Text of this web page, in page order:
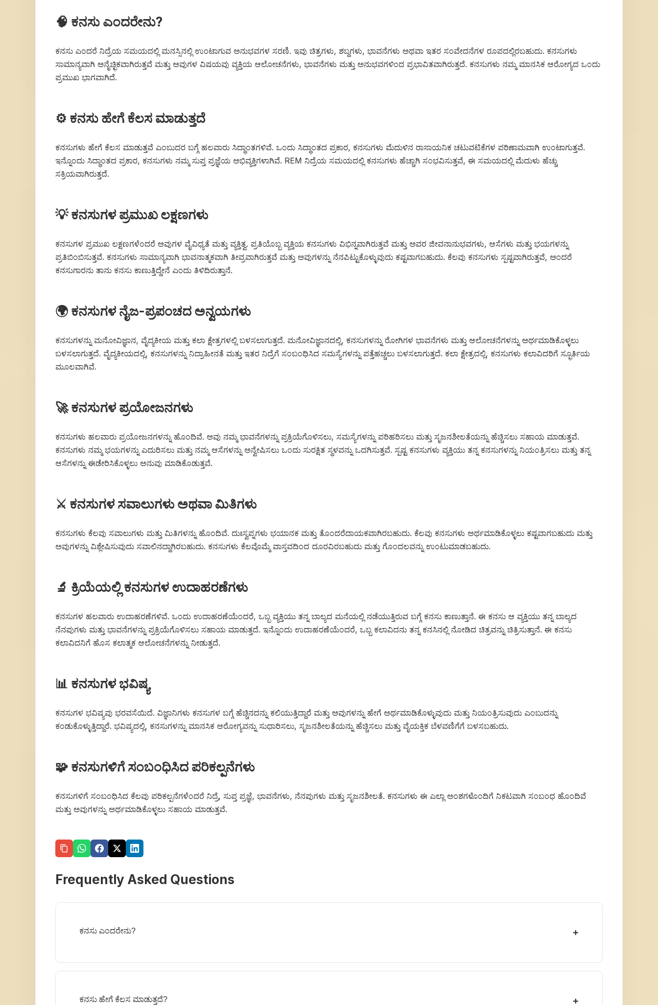
🧠 ಕನಸು ಎಂದರೇನು?
ಕನಸು ಎಂದರೆ ನಿದ್ರೆಯ ಸಮಯದಲ್ಲಿ ಮನಸ್ಸಿನಲ್ಲಿ ಉಂಟಾಗುವ ಅನುಭವಗಳ ಸರಣಿ. ಇವು ಚಿತ್ರಗಳು, ಶಬ್ದಗಳು, ಭಾವನೆಗಳು ಅಥವಾ ಇತರ ಸಂವೇದನೆಗಳ ರೂಪದಲ್ಲಿರಬಹುದು. ಕನಸುಗಳು
ಸಾಮಾನ್ಯವಾಗಿ ಅನೈಚ್ಛಿಕವಾಗಿರುತ್ತವೆ ಮತ್ತು ಅವುಗಳ ವಿಷಯವು ವ್ಯಕ್ತಿಯ ಆಲೋಚನೆಗಳು, ಭಾವನೆಗಳು ಮತ್ತು ಅನುಭವಗಳಿಂದ ಪ್ರಭಾವಿತವಾಗಿರುತ್ತದೆ. ಕನಸುಗಳು ನಮ್ಮ ಮಾನಸಿಕ ಆರೋಗ್ಯದ ಒಂದು
ಪ್ರಮುಖ ಭಾಗವಾಗಿದೆ.
⚙️ ಕನಸು ಹೇಗೆ ಕೆಲಸ ಮಾಡುತ್ತದೆ
ಕನಸುಗಳು ಹೇಗೆ ಕೆಲಸ ಮಾಡುತ್ತವೆ ಎಂಬುದರ ಬಗ್ಗೆ ಹಲವಾರು ಸಿದ್ಧಾಂತಗಳಿವೆ. ಒಂದು ಸಿದ್ಧಾಂತದ ಪ್ರಕಾರ, ಕನಸುಗಳು ಮೆದುಳಿನ ರಾಸಾಯನಿಕ ಚಟುವಟಿಕೆಗಳ ಪರಿಣಾಮವಾಗಿ ಉಂಟಾಗುತ್ತವೆ.
ಇನ್ನೊಂದು ಸಿದ್ಧಾಂತದ ಪ್ರಕಾರ, ಕನಸುಗಳು ನಮ್ಮ ಸುಪ್ತ ಪ್ರಜ್ಞೆಯ ಅಭಿವ್ಯಕ್ತಿಗಳಾಗಿವೆ. REM ನಿದ್ರೆಯ ಸಮಯದಲ್ಲಿ ಕನಸುಗಳು ಹೆಚ್ಚಾಗಿ ಸಂಭವಿಸುತ್ತವೆ, ಈ ಸಮಯದಲ್ಲಿ ಮೆದುಳು ಹೆಚ್ಚು
ಸಕ್ರಿಯವಾಗಿರುತ್ತದೆ.
💡 ಕನಸುಗಳ ಪ್ರಮುಖ ಲಕ್ಷಣಗಳು
ಕನಸುಗಳ ಪ್ರಮುಖ ಲಕ್ಷಣಗಳೆಂದರೆ ಅವುಗಳ ವೈವಿಧ್ಯತೆ ಮತ್ತು ವ್ಯಕ್ತಿತ್ವ. ಪ್ರತಿಯೊಬ್ಬ ವ್ಯಕ್ತಿಯ ಕನಸುಗಳು ವಿಭಿನ್ನವಾಗಿರುತ್ತವೆ ಮತ್ತು ಅವರ ಜೀವನಾನುಭವಗಳು, ಆಸೆಗಳು ಮತ್ತು ಭಯಗಳನ್ನು
ಪ್ರತಿಬಿಂಬಿಸುತ್ತವೆ. ಕನಸುಗಳು ಸಾಮಾನ್ಯವಾಗಿ ಭಾವನಾತ್ಮಕವಾಗಿ ತೀವ್ರವಾಗಿರುತ್ತವೆ ಮತ್ತು ಅವುಗಳನ್ನು ನೆನಪಿಟ್ಟುಕೊಳ್ಳುವುದು ಕಷ್ಟವಾಗಬಹುದು. ಕೆಲವು ಕನಸುಗಳು ಸ್ಪಷ್ಟವಾಗಿರುತ್ತವೆ, ಅಂದರೆ
ಕನಸುಗಾರನು ತಾನು ಕನಸು ಕಾಣುತ್ತಿದ್ದೇನೆ ಎಂದು ತಿಳಿದಿರುತ್ತಾನೆ.
🌍 ಕನಸುಗಳ ನೈಜ-ಪ್ರಪಂಚದ ಅನ್ವಯಗಳು
ಕನಸುಗಳನ್ನು ಮನೋವಿಜ್ಞಾನ, ವೈದ್ಯಕೀಯ ಮತ್ತು ಕಲಾ ಕ್ಷೇತ್ರಗಳಲ್ಲಿ ಬಳಸಲಾಗುತ್ತದೆ. ಮನೋವಿಜ್ಞಾನದಲ್ಲಿ, ಕನಸುಗಳನ್ನು ರೋಗಿಗಳ ಭಾವನೆಗಳು ಮತ್ತು ಆಲೋಚನೆಗಳನ್ನು ಅರ್ಥಮಾಡಿಕೊಳ್ಳಲು
ಬಳಸಲಾಗುತ್ತದೆ. ವೈದ್ಯಕೀಯದಲ್ಲಿ, ಕನಸುಗಳನ್ನು ನಿದ್ರಾಹೀನತೆ ಮತ್ತು ಇತರ ನಿದ್ರೆಗೆ ಸಂಬಂಧಿಸಿದ ಸಮಸ್ಯೆಗಳನ್ನು ಪತ್ತೆಹಚ್ಚಲು ಬಳಸಲಾಗುತ್ತದೆ. ಕಲಾ ಕ್ಷೇತ್ರದಲ್ಲಿ, ಕನಸುಗಳು ಕಲಾವಿದರಿಗೆ ಸ್ಫೂರ್ತಿಯ
ಮೂಲವಾಗಿವೆ.
🚀 ಕನಸುಗಳ ಪ್ರಯೋಜನಗಳು
ಕನಸುಗಳು ಹಲವಾರು ಪ್ರಯೋಜನಗಳನ್ನು ಹೊಂದಿವೆ. ಅವು ನಮ್ಮ ಭಾವನೆಗಳನ್ನು ಪ್ರಕ್ರಿಯೆಗೊಳಿಸಲು, ಸಮಸ್ಯೆಗಳನ್ನು ಪರಿಹರಿಸಲು ಮತ್ತು ಸೃಜನಶೀಲತೆಯನ್ನು ಹೆಚ್ಚಿಸಲು ಸಹಾಯ ಮಾಡುತ್ತವೆ.
ಕನಸುಗಳು ನಮ್ಮ ಭಯಗಳನ್ನು ಎದುರಿಸಲು ಮತ್ತು ನಮ್ಮ ಆಸೆಗಳನ್ನು ಅನ್ವೇಷಿಸಲು ಒಂದು ಸುರಕ್ಷಿತ ಸ್ಥಳವನ್ನು ಒದಗಿಸುತ್ತವೆ. ಸ್ಪಷ್ಟ ಕನಸುಗಳು ವ್ಯಕ್ತಿಯು ತನ್ನ ಕನಸುಗಳನ್ನು ನಿಯಂತ್ರಿಸಲು ಮತ್ತು ತನ್ನ
ಆಸೆಗಳನ್ನು ಈಡೇರಿಸಿಕೊಳ್ಳಲು ಅನುವು ಮಾಡಿಕೊಡುತ್ತವೆ.
⚔️ ಕನಸುಗಳ ಸವಾಲುಗಳು ಅಥವಾ ಮಿತಿಗಳು
ಕನಸುಗಳು ಕೆಲವು ಸವಾಲುಗಳು ಮತ್ತು ಮಿತಿಗಳನ್ನು ಹೊಂದಿವೆ. ದುಃಸ್ವಪ್ನಗಳು ಭಯಾನಕ ಮತ್ತು ತೊಂದರೆದಾಯಕವಾಗಿರಬಹುದು. ಕೆಲವು ಕನಸುಗಳು ಅರ್ಥಮಾಡಿಕೊಳ್ಳಲು ಕಷ್ಟವಾಗಬಹುದು ಮತ್ತು
ಅವುಗಳನ್ನು ವಿಶ್ಲೇಷಿಸುವುದು ಸವಾಲಿನದ್ದಾಗಿರಬಹುದು. ಕನಸುಗಳು ಕೆಲವೊಮ್ಮೆ ವಾಸ್ತವದಿಂದ ದೂರವಿರಬಹುದು ಮತ್ತು ಗೊಂದಲವನ್ನು ಉಂಟುಮಾಡಬಹುದು.
🔬 ಕ್ರಿಯೆಯಲ್ಲಿ ಕನಸುಗಳ ಉದಾಹರಣೆಗಳು
ಕನಸುಗಳ ಹಲವಾರು ಉದಾಹರಣೆಗಳಿವೆ. ಒಂದು ಉದಾಹರಣೆಯೆಂದರೆ, ಒಬ್ಬ ವ್ಯಕ್ತಿಯು ತನ್ನ ಬಾಲ್ಯದ ಮನೆಯಲ್ಲಿ ನಡೆಯುತ್ತಿರುವ ಬಗ್ಗೆ ಕನಸು ಕಾಣುತ್ತಾನೆ. ಈ ಕನಸು ಆ ವ್ಯಕ್ತಿಯು ತನ್ನ ಬಾಲ್ಯದ
ನೆನಪುಗಳು ಮತ್ತು ಭಾವನೆಗಳನ್ನು ಪ್ರಕ್ರಿಯೆಗೊಳಿಸಲು ಸಹಾಯ ಮಾಡುತ್ತದೆ. ಇನ್ನೊಂದು ಉದಾಹರಣೆಯೆಂದರೆ, ಒಬ್ಬ ಕಲಾವಿದನು ತನ್ನ ಕನಸಿನಲ್ಲಿ ನೋಡಿದ ಚಿತ್ರವನ್ನು ಚಿತ್ರಿಸುತ್ತಾನೆ. ಈ ಕನಸು
ಕಲಾವಿದನಿಗೆ ಹೊಸ ಕಲಾತ್ಮಕ ಆಲೋಚನೆಗಳನ್ನು ನೀಡುತ್ತದೆ.
📊 ಕನಸುಗಳ ಭವಿಷ್ಯ
ಕನಸುಗಳ ಭವಿಷ್ಯವು ಭರವಸೆಯಿದೆ. ವಿಜ್ಞಾನಿಗಳು ಕನಸುಗಳ ಬಗ್ಗೆ ಹೆಚ್ಚಿನದನ್ನು ಕಲಿಯುತ್ತಿದ್ದಾರೆ ಮತ್ತು ಅವುಗಳನ್ನು ಹೇಗೆ ಅರ್ಥಮಾಡಿಕೊಳ್ಳುವುದು ಮತ್ತು ನಿಯಂತ್ರಿಸುವುದು ಎಂಬುದನ್ನು
ಕಂಡುಕೊಳ್ಳುತ್ತಿದ್ದಾರೆ. ಭವಿಷ್ಯದಲ್ಲಿ, ಕನಸುಗಳನ್ನು ಮಾನಸಿಕ ಆರೋಗ್ಯವನ್ನು ಸುಧಾರಿಸಲು, ಸೃಜನಶೀಲತೆಯನ್ನು ಹೆಚ್ಚಿಸಲು ಮತ್ತು ವೈಯಕ್ತಿಕ ಬೆಳವಣಿಗೆಗೆ ಬಳಸಬಹುದು.
🧩 ಕನಸುಗಳಿಗೆ ಸಂಬಂಧಿಸಿದ ಪರಿಕಲ್ಪನೆಗಳು
ಕನಸುಗಳಿಗೆ ಸಂಬಂಧಿಸಿದ ಕೆಲವು ಪರಿಕಲ್ಪನೆಗಳೆಂದರೆ ನಿದ್ರೆ, ಸುಪ್ತ ಪ್ರಜ್ಞೆ, ಭಾವನೆಗಳು, ನೆನಪುಗಳು ಮತ್ತು ಸೃಜನಶೀಲತೆ. ಕನಸುಗಳು ಈ ಎಲ್ಲಾ ಅಂಶಗಳೊಂದಿಗೆ ನಿಕಟವಾಗಿ ಸಂಬಂಧ ಹೊಂದಿವೆ
ಮತ್ತು ಅವುಗಳನ್ನು ಅರ್ಥಮಾಡಿಕೊಳ್ಳಲು ಸಹಾಯ ಮಾಡುತ್ತವೆ.
Frequently Asked Questions
ಕನಸು ಎಂದರೇನು? +
ಕನಸು ಹೇಗೆ ಕೆಲಸ ಮಾಡುತ್ತದೆ? +